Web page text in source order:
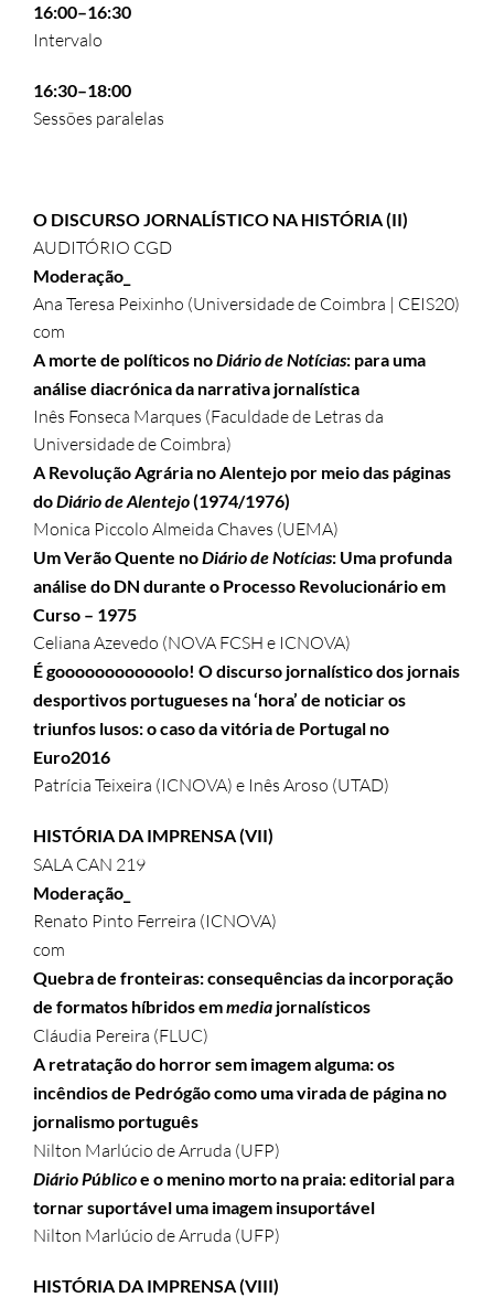
16:00–16:30
Intervalo
16:30–18:00
Sessões paralelas
O DISCURSO JORNALÍSTICO NA HISTÓRIA (II)
AUDITÓRIO CGD
Moderação_
Ana Teresa Peixinho (Universidade de Coimbra | CEIS20)
com
A morte de políticos noDiário de Notícias: para uma
análise diacrónica da narrativa jornalística
Inês Fonseca Marques (Faculdade de Letras da
Universidade de Coimbra)
A Revolução Agrária no Alentejo por meio das páginas
doDiário de Alentejo(1974/1976)
Monica Piccolo Almeida Chaves (UEMA)
Um Verão Quente noDiário de Notícias: Uma profunda
análise do DN durante o Processo Revolucionário em
Curso – 1975
Celiana Azevedo (NOVA FCSH e ICNOVA)
É goooooooooooolo! O discurso jornalístico dos jornais
desportivos portugueses na ‘hora’ de noticiar os
triunfos lusos: o caso da vitória de Portugal no
Euro2016
Patrícia Teixeira (ICNOVA) e Inês Aroso (UTAD)
HISTÓRIA DA IMPRENSA (VII)
SALA CAN 219
Moderação_
Renato Pinto Ferreira (ICNOVA)
com
Quebra de fronteiras: consequências da incorporação
de formatos híbridos emmedia jornalísticos
Cláudia Pereira (FLUC)
A retratação do horror sem imagem alguma: os
incêndios de Pedrógão como uma virada de página no
jornalismo português
Nilton Marlúcio de Arruda (UFP)
Diário Públicoe o menino morto na praia: editorial para
tornar suportável uma imagem insuportável
Nilton Marlúcio de Arruda (UFP)
HISTÓRIA DA IMPRENSA (VIII)